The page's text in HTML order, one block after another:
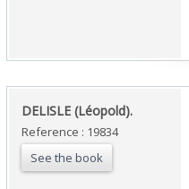
‎DELISLE (Léopold).‎
Reference : 19834
See the book